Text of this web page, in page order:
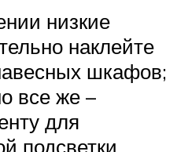
низкие
наклейте
шкафов;
все же –
для
подсветки